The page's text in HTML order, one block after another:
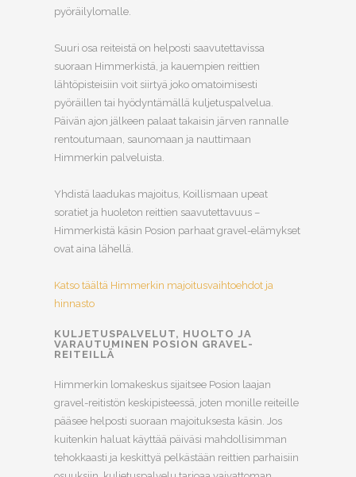
pyöräilylomalle.
Suuri osa reiteistä on helposti saavutettavissa
suoraan Himmerkistä, ja kauempien reittien
lähtöpisteisiin voit siirtyä joko omatoimisesti
pyöräillen tai hyödyntämällä kuljetuspalvelua.
Päivän ajon jälkeen palaat takaisin järven rannalle
rentoutumaan, saunomaan ja nauttimaan
Himmerkin palveluista.
Yhdistä laadukas majoitus, Koillismaan upeat
soratiet ja huoleton reittien saavutettavuus –
Himmerkistä käsin Posion parhaat gravel-elämykset
ovat aina lähellä.
Katso täältä Himmerkin majoitusvaihtoehdot ja
hinnasto
KULJETUSPALVELUT, H UOLTO JA
VARAUTUMINEN POSION GRAVEL-
REITEILLÄ
Himmerkin lomakeskus sijaitsee Posion laajan
gravel-reitistön keskipisteessä, joten monille reiteille
pääsee helposti suoraan majoituksesta käsin. Jos
kuitenkin haluat käyttää päiväsi mahdollisimman
tehokkaasti ja keskittyä pelkästään reittien parhaisiin